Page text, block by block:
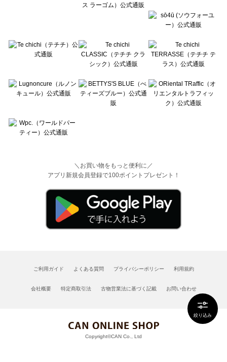
絞り込み
＼お買い物をもっと便利に／
アプリ新規会員登録で100ポイントプレゼント！
ご利用ガイド よくある質問 プライバシーポリシー 利用規約
会社概要 特定商取引法 古物営業法に基づく記載 お問い合わせ
Copyright©CAN Co., Ltd